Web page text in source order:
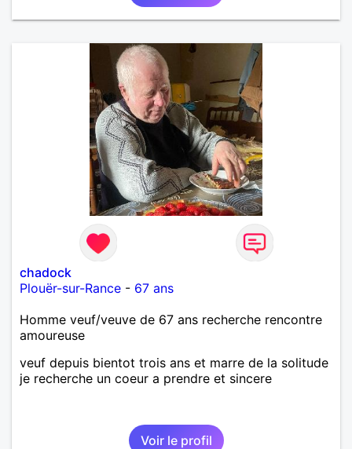
chadock
Plouër-sur-Rance - 67 ans
Homme veuf/veuve de 67 ans recherche rencontre
amoureuse
veuf depuis bientot trois ans et marre de la solitude
je recherche un coeur a prendre et sincere
Voir le profil